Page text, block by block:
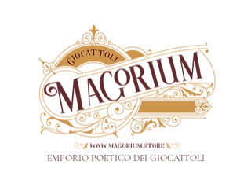
EMPORIO POETICO DEI GIOCATTOLI